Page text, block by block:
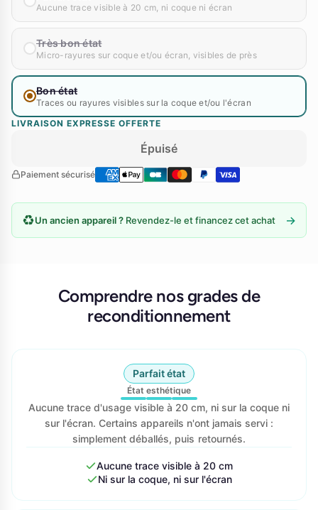
♻️Un ancien appareil ? Revendez-le et financez cet achat →
Aucune trace visible à 20 cm, ni coque ni écran
Très bon état
Micro-rayures sur coque et/ou écran, visibles de près
Bon état
Traces ou rayures visibles sur la coque et/ou l'écran
LIVRAISON EXPRESSE OFFERTE
Épuisé
Paiement sécurisé
Comprendre nos grades de
reconditionnement
Parfait état
État esthétique
Aucune trace d'usage visible à 20 cm, ni sur la coque ni
sur l'écran. Certains appareils n'ont jamais servi :
simplement déballés, puis retournés.
Aucune trace visible à 20 cm
Ni sur la coque, ni sur l'écran